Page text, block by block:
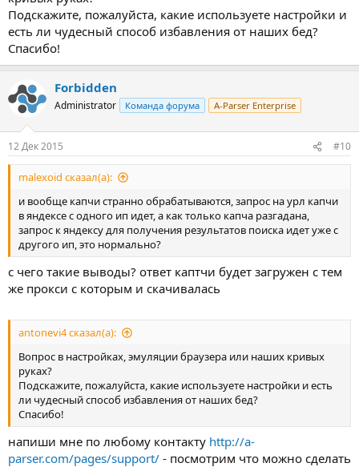
Подскажите, пожалуйста, какие используете настройки и
есть ли чудесный способ избавления от наших бед?
Спасибо!
Forbidden
Administrator Команда форума A-Parser Enterprise
12 Дек 2015 #10
malexoid сказал(а):
и вообще капчи странно обрабатываются, запрос на урл капчи
в яндексе с одного ип идет, а как только капча разгадана,
запрос к яндексу для получения результатов поиска идет уже с
другого ип, это нормально?
с чего такие выводы? ответ каптчи будет загружен с тем
же прокси с которым и скачивалась
antonevi4 сказал(а):
Вопрос в настройках, эмуляции браузера или наших кривых
руках?
Подскажите, пожалуйста, какие используете настройки и есть
ли чудесный способ избавления от наших бед?
Спасибо!
напиши мне по любому контакту http://a-
parser.com/pages/support/ - посмотрим что можно сделать